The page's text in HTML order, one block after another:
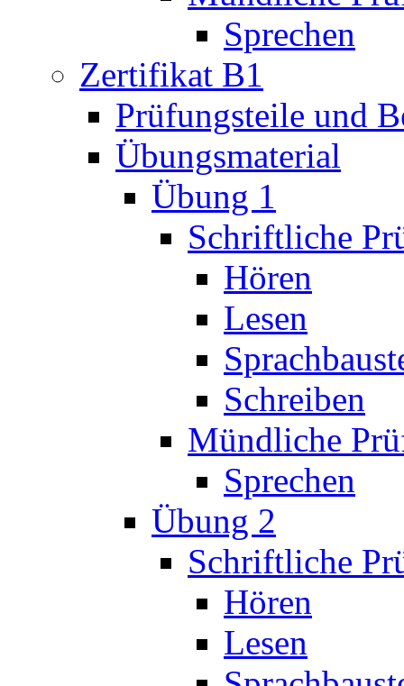
Sprechen
Zertifikat B1
Prüfungsteile und
Übungsmaterial
Übung 1
Schriftliche
Hören
Lesen
Schreiben
Mündliche
Sprechen
Übung 2
Schriftliche
Hören
Lesen